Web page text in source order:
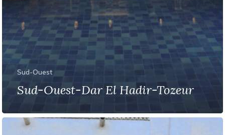
Sud-Ouest
Sud-Ouest-Dar El Hadir-Tozeur